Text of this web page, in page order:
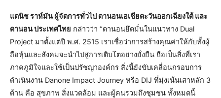
แดนิช ราห์มัน ผู้จัดการทั่วไป ดานอนเอเชียตะวันออกเฉียงใต้ และ
ดานอน ประเทศไทย กล่าวว่า “ดานอนยึดมั่นในแนวทาง Dual
Project มาตั้งแต่ปี พ.ศ. 2515 เราเชื่อว่าการสร้างคุณค่าให้กับทั้งผู้
ถือหุ้นและสังคมจะนำไปสู่การเติบโตอย่างยั่งยืน ถือเป็นสิ่งที่เรา
ภาคภูมิใจและใช้เป็นปรัชญาองค์กร สิ่งนี้ยังขับเคลื่อนกรอบการ
ดำเนินงาน Danone Impact Journey หรือ DIJ ที่มุ่งเน้นเสาหลัก 3
ด้าน คือ สุขภาพ สิ่งแวดล้อม และผู้คนรวมถึงชุมชน ทั้งหมดนี้